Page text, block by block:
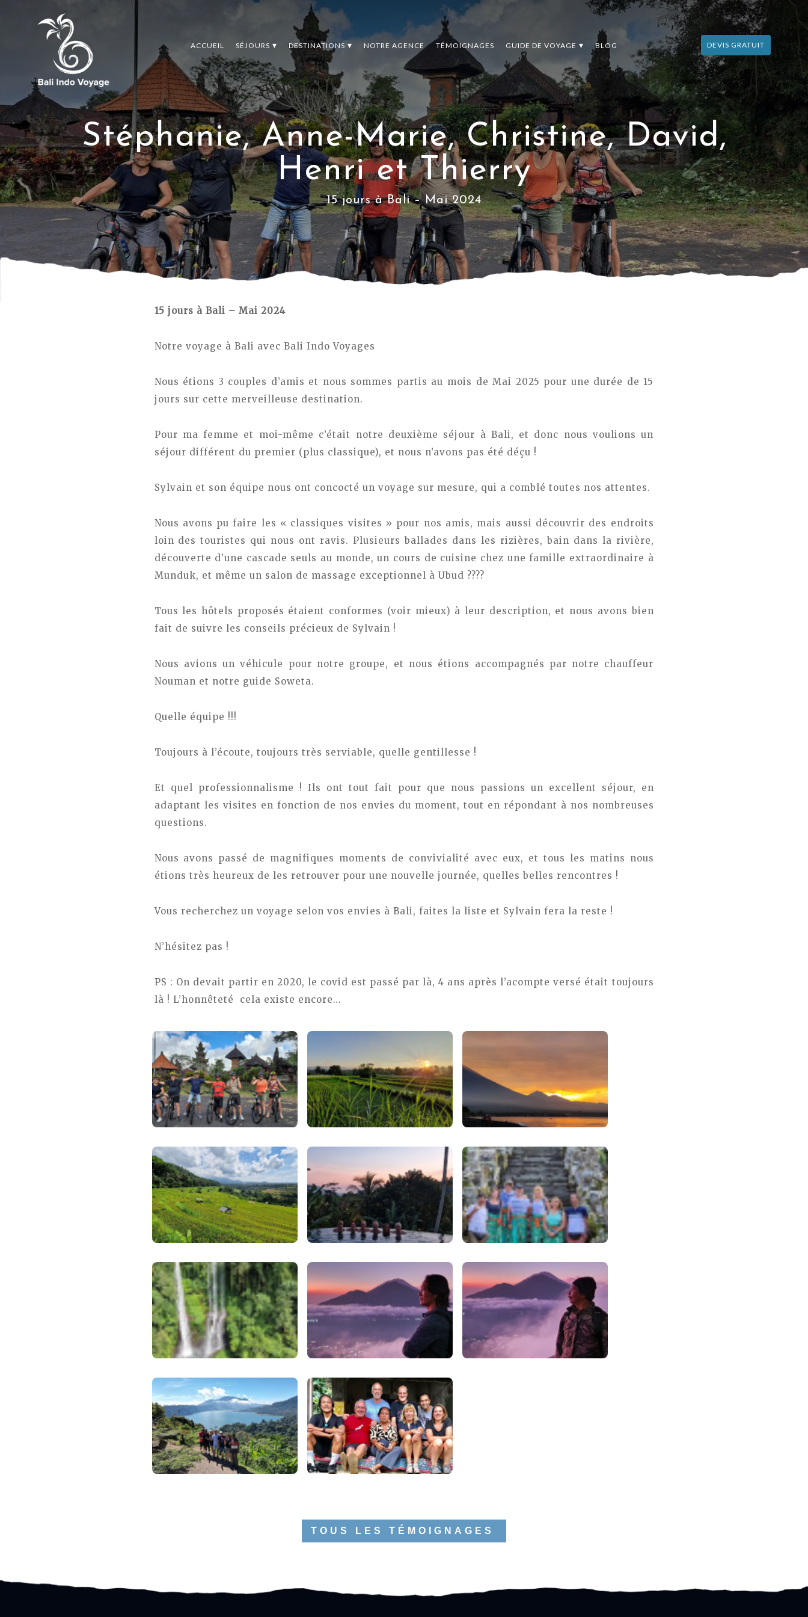
ACCUEIL SÉJOURS DESTINATIONS NOTRE AGENCE TÉMOIGNAGES GUIDE DE VOYAGE BLOG DEVIS GRATUIT
Stéphanie, Anne-Marie, Christine, David,
Henri et Thierry
15 jours à Bali – Mai 2024
15 jours à Bali – Mai 2024
Notre voyage à Bali avec Bali Indo Voyages
Nous étions 3 couples d’amis et nous sommes partis au mois de Mai 2025 pour une durée de 15
jours sur cette merveilleuse destination.
Pour ma femme et moi-même c’était notre deuxième séjour à Bali, et donc nous voulions un
séjour différent du premier (plus classique), et nous n’avons pas été déçu !
Sylvain et son équipe nous ont concocté un voyage sur mesure, qui a comblé toutes nos attentes.
Nous avons pu faire les « classiques visites » pour nos amis, mais aussi découvrir des endroits
loin des touristes qui nous ont ravis. Plusieurs ballades dans les rizières, bain dans la rivière,
découverte d’une cascade seuls au monde, un cours de cuisine chez une famille extraordinaire à
Munduk, et même un salon de massage exceptionnel à Ubud ????
Tous les hôtels proposés étaient conformes (voir mieux) à leur description, et nous avons bien
fait de suivre les conseils précieux de Sylvain !
Nous avions un véhicule pour notre groupe, et nous étions accompagnés par notre chauffeur
Nouman et notre guide Soweta.
Quelle équipe !!!
Toujours à l’écoute, toujours très serviable, quelle gentillesse !
Et quel professionnalisme ! Ils ont tout fait pour que nous passions un excellent séjour, en
adaptant les visites en fonction de nos envies du moment, tout en répondant à nos nombreuses
questions.
Nous avons passé de magnifiques moments de convivialité avec eux, et tous les matins nous
étions très heureux de les retrouver pour une nouvelle journée, quelles belles rencontres !
Vous recherchez un voyage selon vos envies à Bali, faites la liste et Sylvain fera la reste !
N’hésitez pas !
PS : On devait partir en 2020, le covid est passé par là, 4 ans après l’acompte versé était toujours
là ! L’honnêteté cela existe encore…
TOUS LES TÉMOIGNAGES